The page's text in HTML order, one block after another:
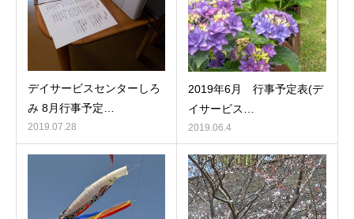
デイサービスセンターしろ
み 8月行事予定…
2019.07.28
2019年6月 行事予定表(デ
イサービス…
2019.06.4